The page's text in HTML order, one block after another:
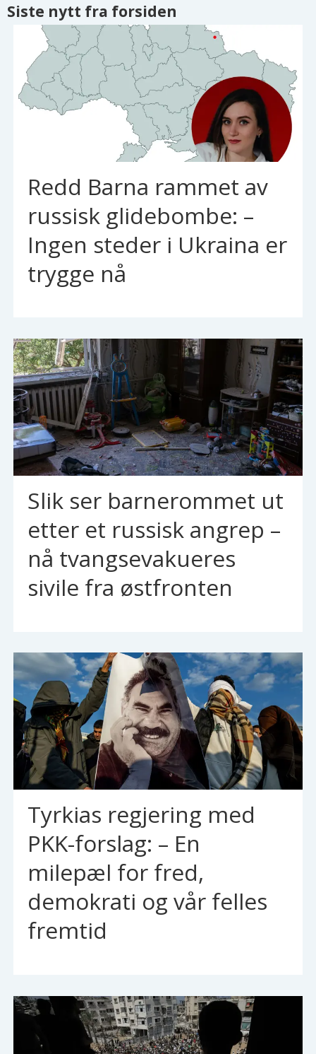
Siste nytt fra forsiden
Redd Barna rammet av
russisk glidebombe: –
Ingen steder i Ukraina er
trygge nå
Slik ser barnerommet ut
etter et russisk angrep –
nå tvangsevakueres
sivile fra østfronten
Tyrkias regjering med
PKK-forslag: – En
milepæl for fred,
demokrati og vår felles
fremtid